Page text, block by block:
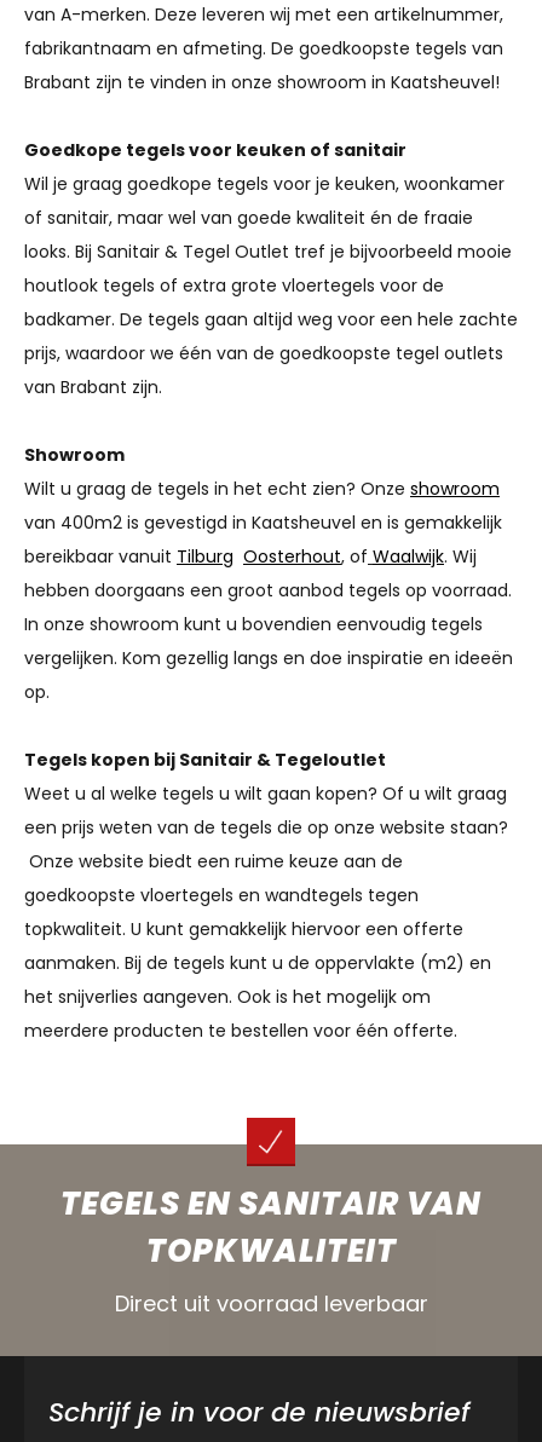
van A-merken. Deze leveren wij met een artikelnummer,
fabrikantnaam en afmeting. De goedkoopste tegels van
Brabant zijn te vinden in onze showroom in Kaatsheuvel!
Goedkope tegels voor keuken of sanitair
Wil je graag goedkope tegels voor je keuken, woonkamer
of sanitair, maar wel van goede kwaliteit én de fraaie
looks. Bij Sanitair & Tegel Outlet tref je bijvoorbeeld mooie
houtlook tegels of extra grote vloertegels voor de
badkamer. De tegels gaan altijd weg voor een hele zachte
prijs, waardoor we één van de goedkoopste tegel outlets
van Brabant zijn.
Showroom
Wilt u graag de tegels in het echt zien? Onze showroom
van 400m2 is gevestigd in Kaatsheuvel en is gemakkelijk
bereikbaar vanuit Tilburg Oosterhout, of Waalwijk. Wij
hebben doorgaans een groot aanbod tegels op voorraad.
In onze showroom kunt u bovendien eenvoudig tegels
vergelijken. Kom gezellig langs en doe inspiratie en ideeën
op.
Tegels kopen bij Sanitair & Tegeloutlet
Weet u al welke tegels u wilt gaan kopen? Of u wilt graag
een prijs weten van de tegels die op onze website staan?
Onze website biedt een ruime keuze aan de
goedkoopste vloertegels en wandtegels tegen
topkwaliteit. U kunt gemakkelijk hiervoor een offerte
aanmaken. Bij de tegels kunt u de oppervlakte (m2) en
het snijverlies aangeven. Ook is het mogelijk om
meerdere producten te bestellen voor één offerte.
TEGELS EN SANITAIR VAN
TOPKWALITEIT
Direct uit voorraad leverbaar
Schrijf je in voor de nieuwsbrief